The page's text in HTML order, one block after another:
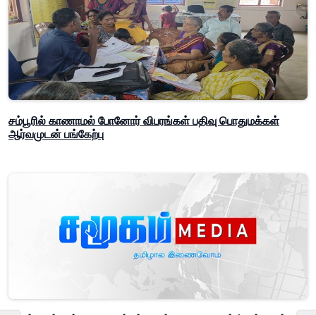
சம்பூரில் காணாமல் போனோர் விபரங்கள் பதிவு பொதுமக்கள்
ஆர்வமுடன் பங்கேற்பு